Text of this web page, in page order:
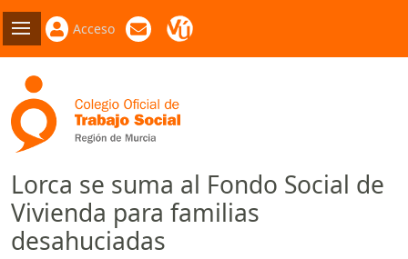
Acceso
Lorca se suma al Fondo Social de
Vivienda para familias
desahuciadas